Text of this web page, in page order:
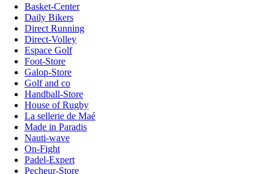
Basket-Center
Daily Bikers
Direct Running
Direct-Volley
Espace Golf
Foot-Store
Galop-Store
Golf and co
Handball-Store
House of Rugby
La sellerie de Maé
Made in Paradis
Nauti-wave
On-Fight
Padel-Expert
Pecheur-Store